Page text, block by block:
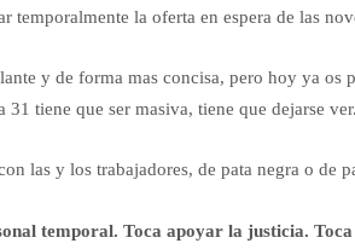
temporalmente la oferta en espera de las
y de forma mas concisa, pero hoy ya os
31 tiene que ser masiva, tiene que dejarse ver.
las y los trabajadores, de pata negra o de
temporal. Toca apoyar la justicia.